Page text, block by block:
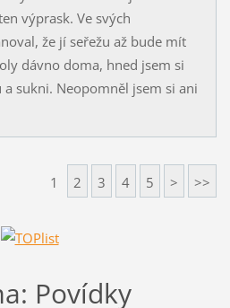
výprask. Ve svých
že jí seřežu až bude mít
dávno doma, hned jsem si
sukni. Neopomněl jsem si ani
1 2 3 4 5 > >>
Povídky